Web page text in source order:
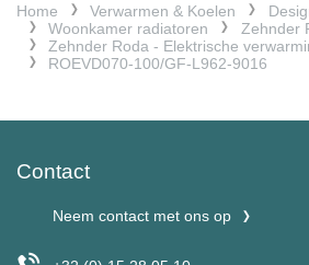
Home Verwarmen & Koelen
Woonkamer radiatoren
Zehnder
Zehnder Roda - Elektrische
ROEVD070-100/GF-L962-9016
Contact
Neem contact met ons op